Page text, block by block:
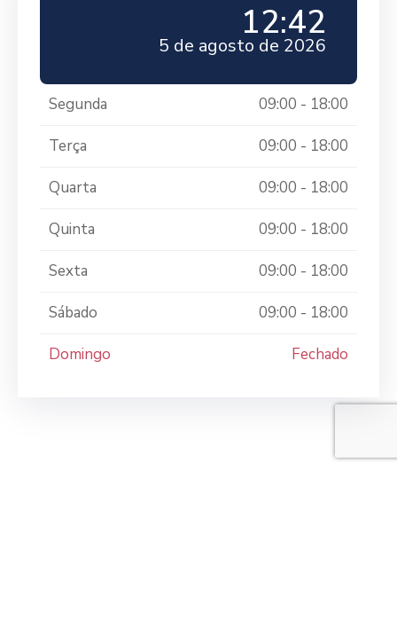
12:42
5 de agosto de 2026
Segunda 09:00 - 18:00
Terça 09:00 - 18:00
Quarta 09:00 - 18:00
Quinta 09:00 - 18:00
Sexta 09:00 - 18:00
Sábado 09:00 - 18:00
Domingo Fechado